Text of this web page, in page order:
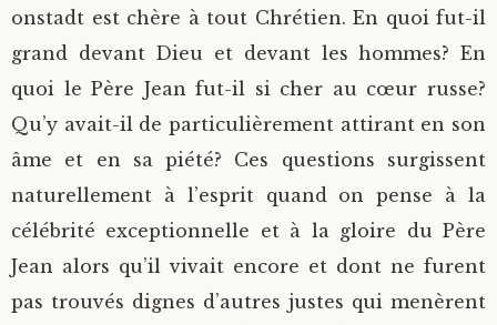
onstadt est chère à tout Chrétien. En quoi fut-il
grand devant Dieu et devant les hommes? En
quoi le Père Jean fut-il si cher au cœur russe?
Qu’y avait-il de particulièrement attirant en son
âme et en sa piété? Ces questions surgissent
naturellement à l’esprit quand on pense à la
célébrité exceptionnelle et à la gloire du Père
Jean alors qu’il vivait encore et dont ne furent
pas trouvés dignes d’autres justes qui menèrent